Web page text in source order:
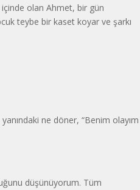
içinde olan Ahmet, bir gün
teybe bir kaset koyar ve şarkı
ne döner, “Be­nim olayım
düşünüyorum. Tüm